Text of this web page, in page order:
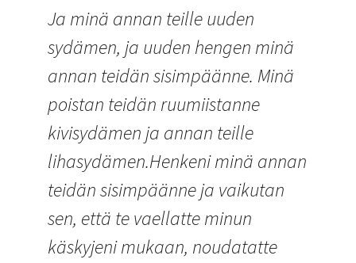
Ja minä annan teille uuden
sydämen, ja uuden hengen minä
annan teidän sisimpäänne. Minä
poistan teidän ruumiistanne
kivisydämen ja annan teille
lihasydämen.Henkeni minä annan
teidän sisimpäänne ja vaikutan
sen, että te vaellatte minun
käskyjeni mukaan, noudatatte